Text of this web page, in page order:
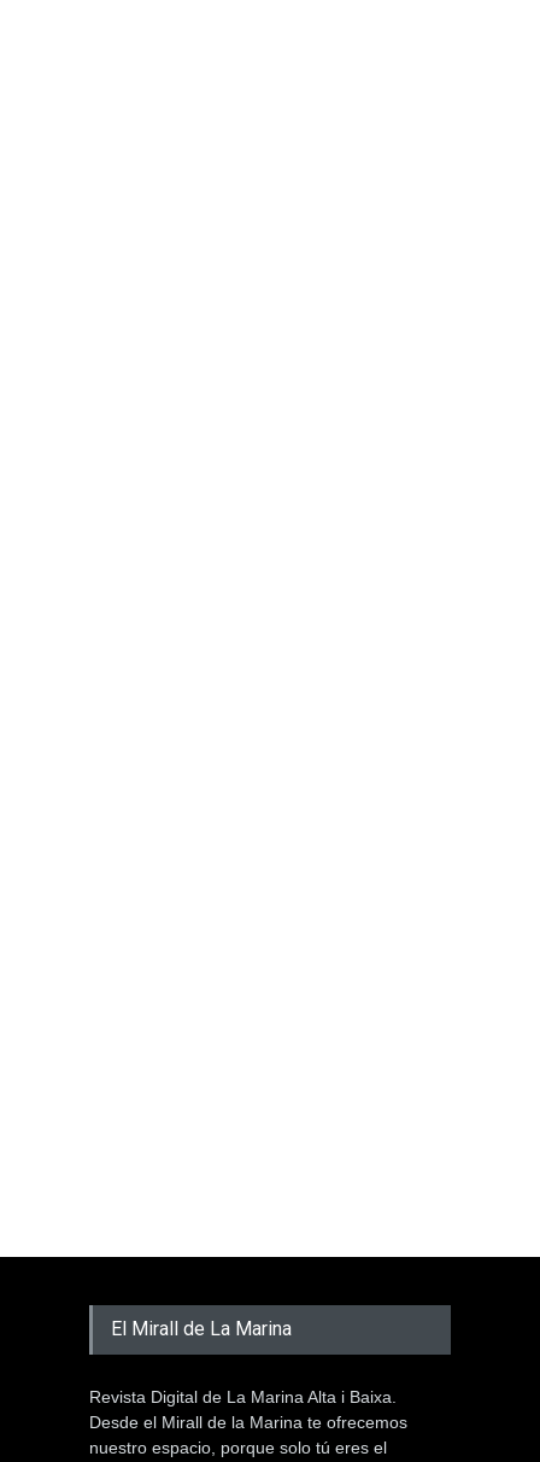
El Mirall de La Marina
Revista Digital de La Marina Alta i Baixa.
Desde el Mirall de la Marina te ofrecemos
nuestro espacio, porque solo tú eres el